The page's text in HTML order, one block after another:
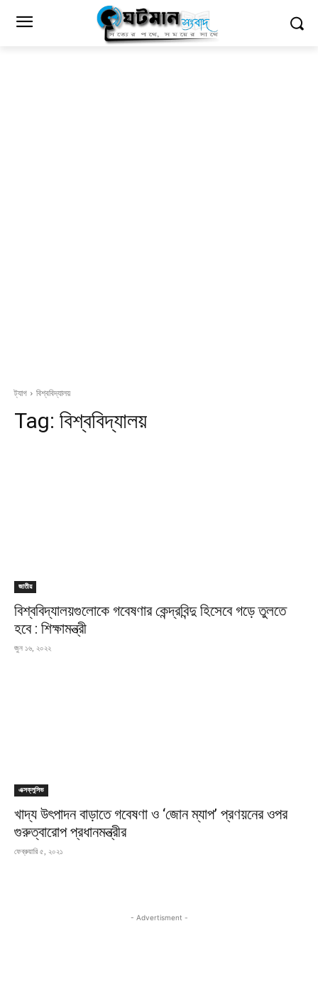
ট্যাগ বিশ্ববিদ্যালয়
Tag: বিশ্ববিদ্যালয়
জাতীয়
বিশ্ববিদ্যালয়গুলোকে গবেষণার কেন্দ্রবিন্দু হিসেবে গড়ে তুলতে
হবে : শিক্ষামন্ত্রী
জুন ১৬, ২০২২
এক্সক্লুসিভ
খাদ্য উৎপাদন বাড়াতে গবেষণা ও ‘জোন ম্যাপ’ প্রণয়নের ওপর
গুরুত্বারোপ প্রধানমন্ত্রীর
ফেব্রুয়ারি ৫, ২০২১
- Advertisment -